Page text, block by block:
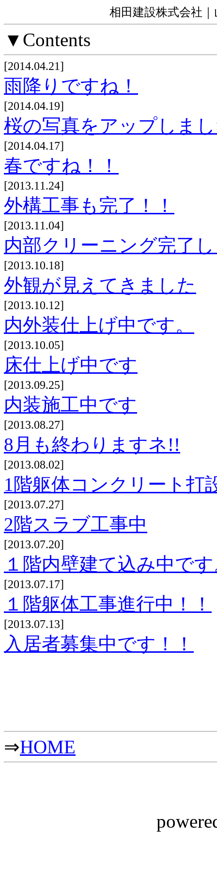
相田建設株式会社
▼Contents
[2014.04.21]
雨降りですね！
[2014.04.19]
桜の写真をアップしま
[2014.04.17]
春ですね！！
[2013.11.24]
外構工事も完了！！
[2013.11.04]
内部クリーニング完了
[2013.10.18]
外観が見えてきました
[2013.10.12]
内外装仕上げ中です。
[2013.10.05]
床仕上げ中です
[2013.09.25]
内装施工中です
[2013.08.27]
8月も終わりますネ!!
[2013.08.02]
1階躯体コンクリート打
[2013.07.27]
2階スラブ工事中
[2013.07.20]
１階内壁建て込み中で
[2013.07.17]
１階躯体工事進行中！！
[2013.07.13]
入居者募集中です！！
⇒HOME